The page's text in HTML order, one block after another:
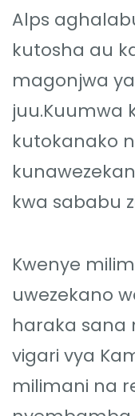
Alps
kutosha au
magonjwa
juu.Kuumwa
kutokanako
kwa sababu
Kwenye
uwezekano
haraka sana
vigari vya
milimani na